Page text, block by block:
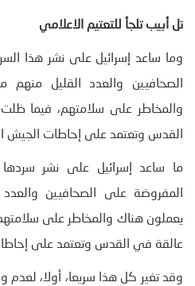
تل أبيب تلجأ للتعتيم الاعلامي
وما ساعد إسرائيل على نشر هذا
الصحافيين والعدد القليل منهم
والمخاطر على سلامتهم، فيما
القدس وتعتمد على إحاطات الجيش
ما ساعد إسرائيل على نشر
المفروضة على الصحافيين
يعملون هناك والمخاطر على
عالقة في القدس وتعتمد على
وقد تغير كل هذا سريعا، أولا،